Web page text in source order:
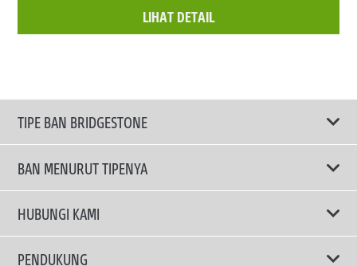
LIHAT DETAIL
TIPE BAN BRIDGESTONE
BAN MENURUT TIPENYA
Ban ENLITEN
Ban Performa
HUBUNGI KAMI
Email Kami
PENDUKUNG